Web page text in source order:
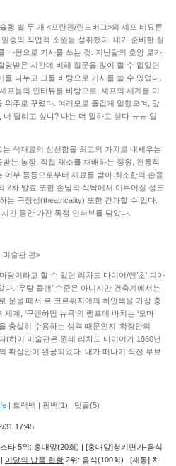
랭 별 두 개 <프란첸/린드버그>의 셰프 비요른
종의 직업적 소원을 성취했다. 내가 준비한 질
바탕으로 기사를 쓰는 것. 지난달의 호앙 로카
당받은 시간에 비해 질문을 많이 할 수 없었던
나누고 그를 바탕으로 기사를 쓸 수 있었다.
프들의 인터뷰를 바탕으로, 셰프의 세계를 이
위주로 꾸렸다. 여러모로 즐겁게 일했으며, 앞
달리고 싶냐? 나는 더 일하고 싶다 ㅠㅠ 일
식재료의 신선함을 최고의 가치로 내세우는
는 농장, 직접 채소를 재배하는 정원, 전통적
어부 등등으로부터 재료를 받아 최소한의 손을
2차 발효 또한 손님의 식탁에서 이루어질 정도
는 극장성(theatricality) 또한 간과할 수 없다.
간 동안 가진 독점 인터뷰를 담았다.
미술관 편>
당이라고 할 수 있던 리차드 마이어/렌’초’ 피아
. ‘우탕 클랜’ 수준은 아니지만 건축계에서는
운을 떼서 르 코르뷔지에의 하얀색을 가장 충
계, ‘구겐하임 뉴욕’의 램프에 바치는 ‘오마
충실히 수용하는 성격 때문인지 ‘확장안의
(하이 미술관은 원래 리차드 마이어가 1980년
확장안이 완공되었다. 내가 떠나기 직전 루브
트랙백 핑백(1 ) 덧글(5)
31 17:45
타 5위: 홍대앞(20회) | [홍대앞]청키면가-음식
이달의 납품 현황 2위: 음식(100회) | [재동] 차